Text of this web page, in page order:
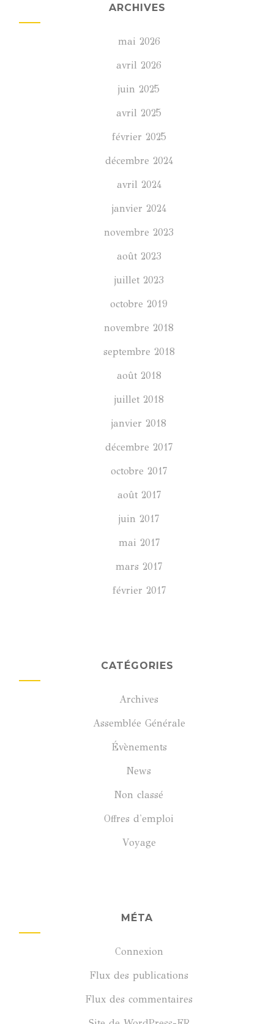
ARCHIVES
mai 2026
avril 2026
juin 2025
avril 2025
février 2025
décembre 2024
avril 2024
janvier 2024
novembre 2023
août 2023
juillet 2023
octobre 2019
novembre 2018
septembre 2018
août 2018
juillet 2018
janvier 2018
décembre 2017
octobre 2017
août 2017
juin 2017
mai 2017
mars 2017
février 2017
CATÉGORIES
Archives
Assemblée Générale
Évènements
News
Non classé
Offres d'emploi
Voyage
MÉTA
Connexion
Flux des publications
Flux des commentaires